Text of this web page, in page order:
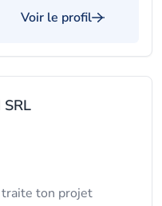
Voir le profil
SRL
traite ton projet